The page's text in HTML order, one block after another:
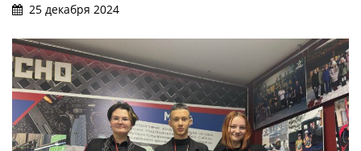
25 декабря 2024